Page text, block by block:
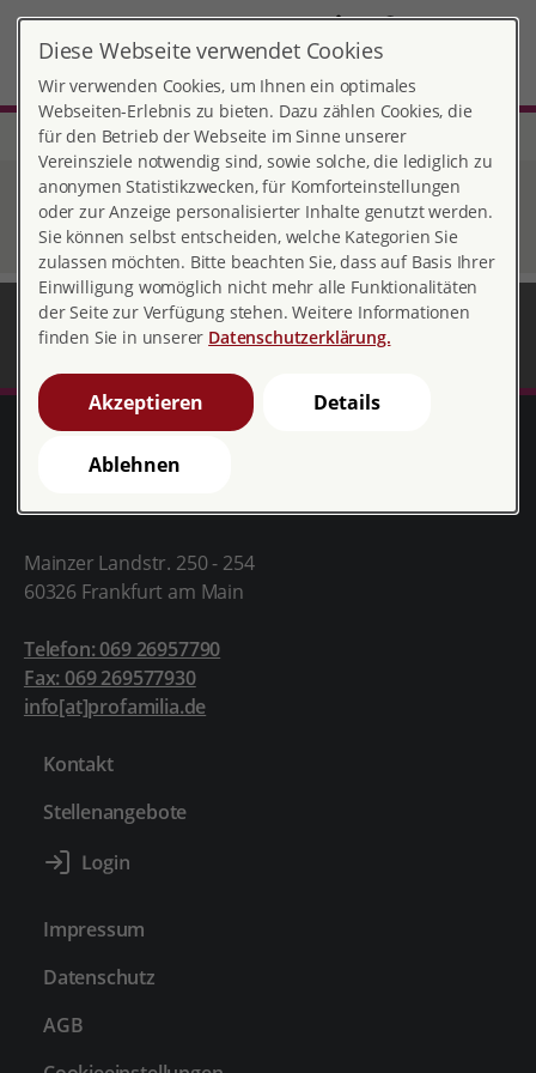
DE
Start Hessen Paar- u. Sexualberatung
Paar- u. Sexualberatung
pro familia Bundesverband
Spendenkonto
Mainzer Landstr. 250 - 254
60326 Frankfurt am Main
Telefon: 069 26957790
Fax: 069 269577930
info[at]profamilia.de
Kontakt
Stellenangebote
Impressum
Datenschutz
AGB
Diese Webseite verwendet Cookies
Wir verwenden Cookies, um Ihnen ein optimales
Webseiten-Erlebnis zu bieten. Dazu zählen Cookies, die
für den Betrieb der Webseite im Sinne unserer
Vereinsziele notwendig sind, sowie solche, die lediglich zu
anonymen Statistikzwecken, für Komforteinstellungen
oder zur Anzeige personalisierter Inhalte genutzt werden.
Sie können selbst entscheiden, welche Kategorien Sie
zulassen möchten. Bitte beachten Sie, dass auf Basis Ihrer
Einwilligung womöglich nicht mehr alle Funktionalitäten
der Seite zur Verfügung stehen. Weitere Informationen
finden Sie in unserer Datenschutzerklärung.
Akzeptieren Details
Ablehnen